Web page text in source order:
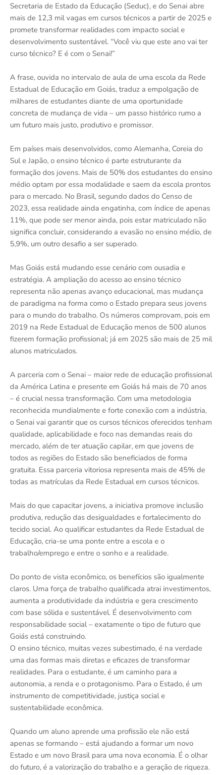
Secretaria de Estado da Educação (Seduc), e do Senai abre
mais de 12,3 mil vagas em cursos técnicos a partir de 2025 e
promete transformar realidades com impacto social e
desenvolvimento sustentável. “Você viu que este ano vai ter
curso técnico? E é com o Senai!”
A frase, ouvida no intervalo de aula de uma escola da Rede
Estadual de Educação em Goiás, traduz a empolgação de
milhares de estudantes diante de uma oportunidade
concreta de mudança de vida – um passo histórico rumo a
um futuro mais justo, produtivo e promissor.
Em países mais desenvolvidos, como Alemanha, Coreia do
Sul e Japão, o ensino técnico é parte estruturante da
formação dos jovens. Mais de 50% dos estudantes do ensino
médio optam por essa modalidade e saem da escola prontos
para o mercado. No Brasil, segundo dados do Censo de
2023, essa realidade ainda engatinha, com índice de apenas
11%, que pode ser menor ainda, pois estar matriculado não
significa concluir, considerando a evasão no ensino médio, de
5,9%, um outro desafio a ser superado.
Mas Goiás está mudando esse cenário com ousadia e
estratégia. A ampliação do acesso ao ensino técnico
representa não apenas avanço educacional, mas mudança
de paradigma na forma como o Estado prepara seus jovens
para o mundo do trabalho. Os números comprovam, pois em
2019 na Rede Estadual de Educação menos de 500 alunos
fizerem formação profissional; já em 2025 são mais de 25 mil
alunos matriculados.
A parceria com o Senai – maior rede de educação profissional
da América Latina e presente em Goiás há mais de 70 anos
– é crucial nessa transformação. Com uma metodologia
reconhecida mundialmente e forte conexão com a indústria,
o Senai vai garantir que os cursos técnicos oferecidos tenham
qualidade, aplicabilidade e foco nas demandas reais do
mercado, além de ter atuação capilar, em que jovens de
todos as regiões do Estado são beneficiados de forma
gratuita. Essa parceria vitoriosa representa mais de 45% de
todas as matrículas da Rede Estadual em cursos técnicos.
Mais do que capacitar jovens, a iniciativa promove inclusão
produtiva, redução das desigualdades e fortalecimento do
tecido social. Ao qualificar estudantes da Rede Estadual de
Educação, cria-se uma ponte entre a escola e o
trabalho/emprego e entre o sonho e a realidade.
Do ponto de vista econômico, os benefícios são igualmente
claros. Uma força de trabalho qualificada atrai investimentos,
aumenta a produtividade da indústria e gera crescimento
com base sólida e sustentável. É desenvolvimento com
responsabilidade social – exatamente o tipo de futuro que
Goiás está construindo.
O ensino técnico, muitas vezes subestimado, é na verdade
uma das formas mais diretas e eficazes de transformar
realidades. Para o estudante, é um caminho para a
autonomia, a renda e o protagonismo. Para o Estado, é um
instrumento de competitividade, justiça social e
sustentabilidade econômica.
Quando um aluno aprende uma profissão ele não está
apenas se formando – está ajudando a formar um novo
Estado e um novo Brasil para uma nova economia. É o olhar
do futuro, é a valorização do trabalho e a geração de riqueza.